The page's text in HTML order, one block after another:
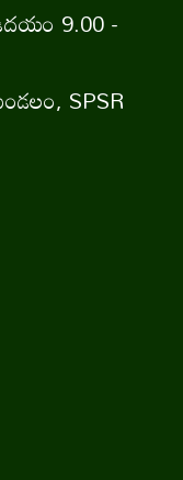
9.00 -
SPSR